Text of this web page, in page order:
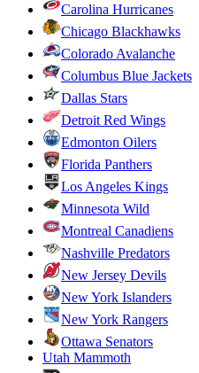
Carolina Hurricanes
Chicago Blackhawks
Colorado Avalanche
Columbus Blue Jackets
Dallas Stars
Detroit Red Wings
Edmonton Oilers
Florida Panthers
Los Angeles Kings
Minnesota Wild
Montreal Canadiens
Nashville Predators
New Jersey Devils
New York Islanders
New York Rangers
Ottawa Senators
Utah Mammoth